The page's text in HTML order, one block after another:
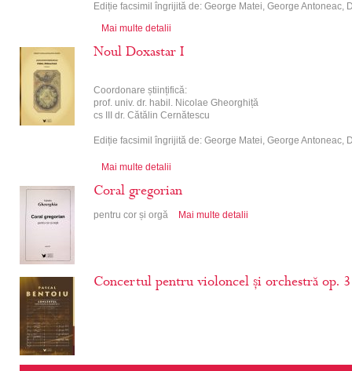
Ediție facsimil îngrijită de: George Matei, George Antoneac,
Mai multe detalii
Noul Doxastar I
Coordonare științifică:
prof. univ. dr. habil. Nicolae Gheorghiță
cs III dr. Cătălin Cernătescu
Ediție facsimil îngrijită de: George Matei, George Antoneac,
Mai multe detalii
Coral gregorian
pentru cor și orgă Mai multe detalii
Concertul pentru violoncel și orchestră op.